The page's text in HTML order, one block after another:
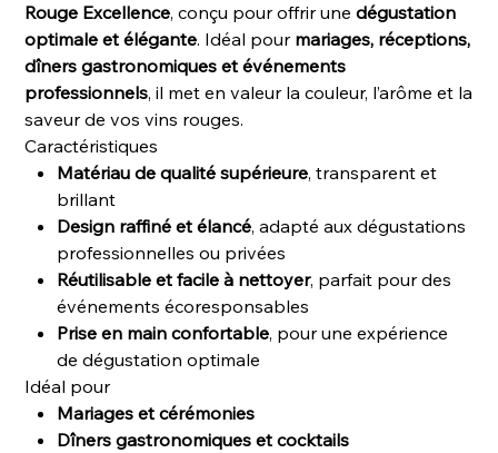
Rouge Excellence, conçu pour offrir unedégustation
optimale et élégante. Idéal pour mariages, réceptions,
dîners gastronomiques et événements
professionnels, il met en valeur la couleur, l’arôme et la
saveur de vos vins rouges.
Caractéristiques
Matériau de qualité supérieure, transparent et
brillant
Design raffiné et élancé, adapté aux dégustations
professionnelles ou privées
Réutilisable et facile à nettoyer, parfait pour des
événements écoresponsables
Prise en main confortable, pour une expérience
de dégustation optimale
Idéal pour
Mariages et cérémonies
Dîners gastronomiques et cocktails